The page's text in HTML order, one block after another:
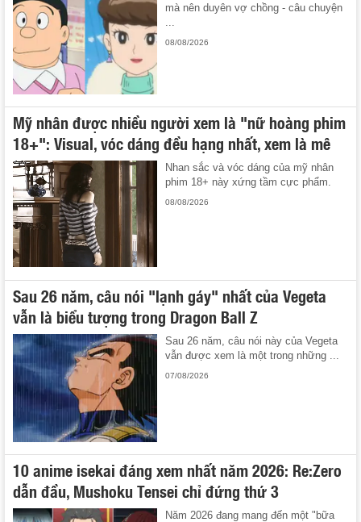
mà nên duyên vợ chồng - câu chuyện
08/08/2026
Mỹ nhân được nhiều người xem là "nữ hoàng phim
18+": Visual, vóc dáng đều hạng nhất, xem là mê
Nhan sắc và vóc dáng của mỹ nhân
phim 18+ này xứng tầm cực phẩm.
08/08/2026
Sau 26 năm, câu nói "lạnh gáy" nhất của Vegeta
vẫn là biểu tượng trong Dragon Ball Z
Sau 26 năm, câu nói này của Vegeta
vẫn được xem là một trong những ...
07/08/2026
10 anime isekai đáng xem nhất năm 2026: Re:Zero
dẫn đầu, Mushoku Tensei chỉ đứng thứ 3
Năm 2026 đang mang đến một "bữa